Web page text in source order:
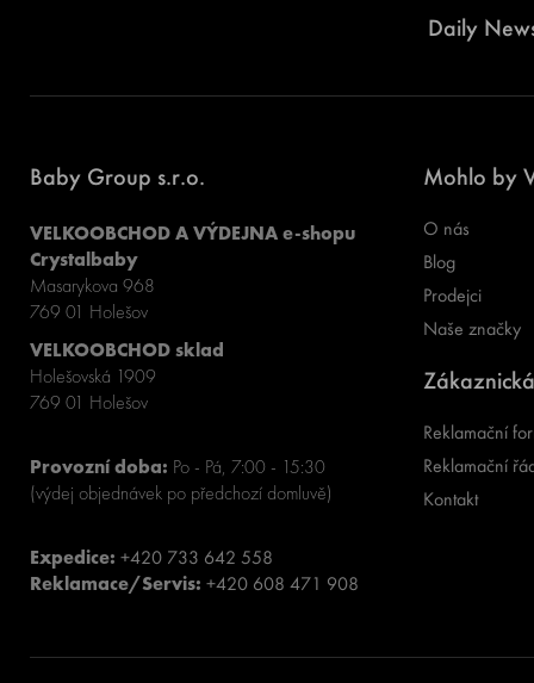
Daily
Baby Group s.r.o.
VELKOOBCHOD A VÝDEJNA e-shopu
Crystalbaby
Masarykova 968
769 01 Holešov
VELKOOBCHOD sklad
Holešovská 1909
769 01 Holešov
Provozní doba: Po - Pá, 7:00 - 15:30
(výdej objednávek po předchozí domluvě)
Expedice: +420 733 642 558
Reklamace/Servis: +420 608 471 908
Mohlo by
O nás
Blog
Prodejci
Naše značky
Reklamační
Reklamační
Kontakt